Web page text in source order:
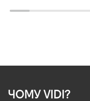
ЧОМУ VIDI?